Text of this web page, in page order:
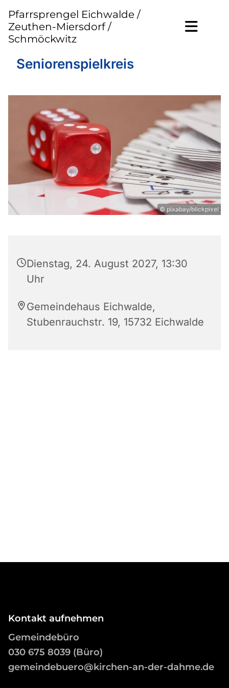
Pfarrsprengel Eichwalde /
Zeuthen-Miersdorf /
Schmöckwitz
Seniorenspielkreis
© pixabay/blickpixel
Dienstag, 24. August 2027, 13:30
Uhr
Gemeindehaus Eichwalde,
Stubenrauchstr. 19, 15732 Eichwalde
Kontakt aufnehmen
Gemeindebüro
030 675 8039 (Büro)
gemeindebuero@kirchen-an-der-dahme.de